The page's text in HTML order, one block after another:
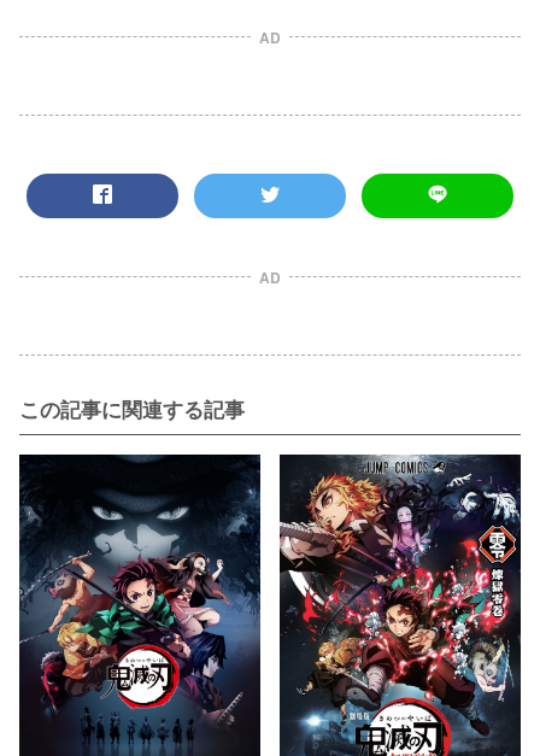
AD
AD
この記事に関連する記事